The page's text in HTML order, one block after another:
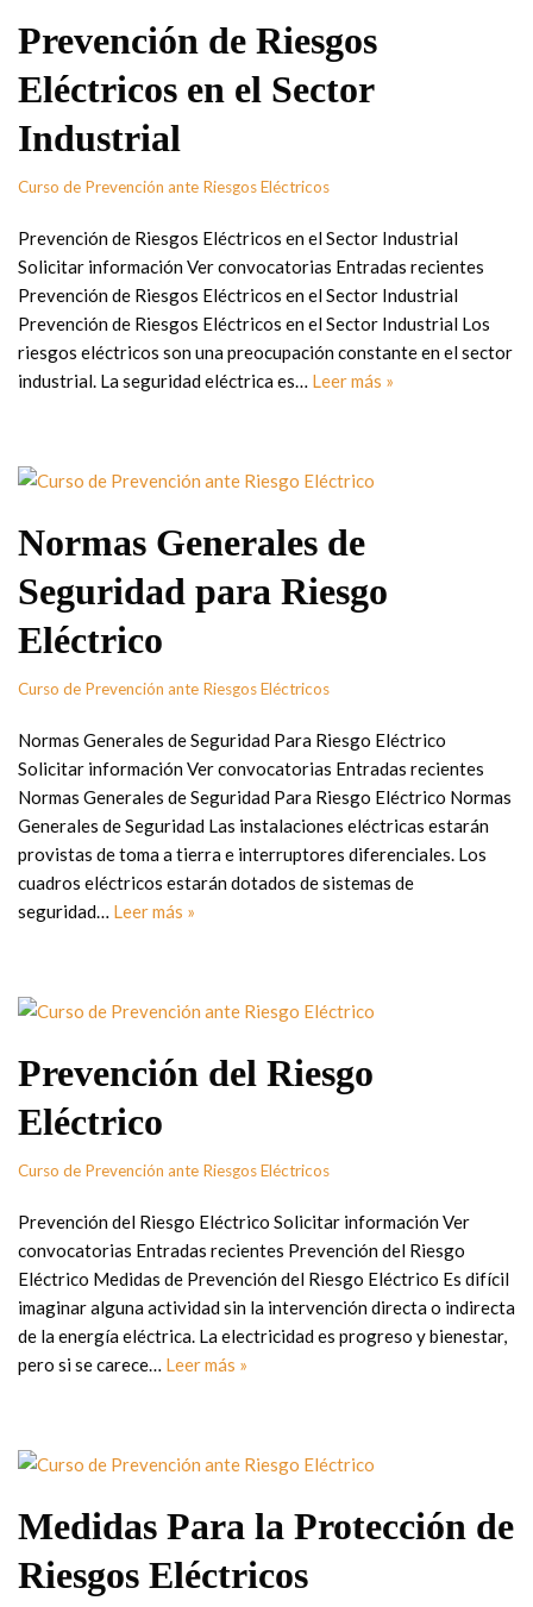
Prevención de Riesgos
Eléctricos en el Sector
Industrial
Curso de Prevención ante Riesgos Eléctricos
Prevención de Riesgos Eléctricos en el Sector Industrial
Solicitar información Ver convocatorias Entradas recientes
Prevención de Riesgos Eléctricos en el Sector Industrial
Prevención de Riesgos Eléctricos en el Sector Industrial Los
riesgos eléctricos son una preocupación constante en el sector
industrial. La seguridad eléctrica es… Leer más »
Normas Generales de
Seguridad para Riesgo
Eléctrico
Curso de Prevención ante Riesgos Eléctricos
Normas Generales de Seguridad Para Riesgo Eléctrico
Solicitar información Ver convocatorias Entradas recientes
Normas Generales de Seguridad Para Riesgo Eléctrico Normas
Generales de Seguridad Las instalaciones eléctricas estarán
provistas de toma a tierra e interruptores diferenciales. Los
cuadros eléctricos estarán dotados de sistemas de
seguridad… Leer más »
Prevención del Riesgo
Eléctrico
Curso de Prevención ante Riesgos Eléctricos
Prevención del Riesgo Eléctrico Solicitar información Ver
convocatorias Entradas recientes Prevención del Riesgo
Eléctrico Medidas de Prevención del Riesgo Eléctrico Es difícil
imaginar alguna actividad sin la intervención directa o indirecta
de la energía eléctrica. La electricidad es progreso y bienestar,
pero si se carece… Leer más »
Medidas Para la Protección de
Riesgos Eléctricos